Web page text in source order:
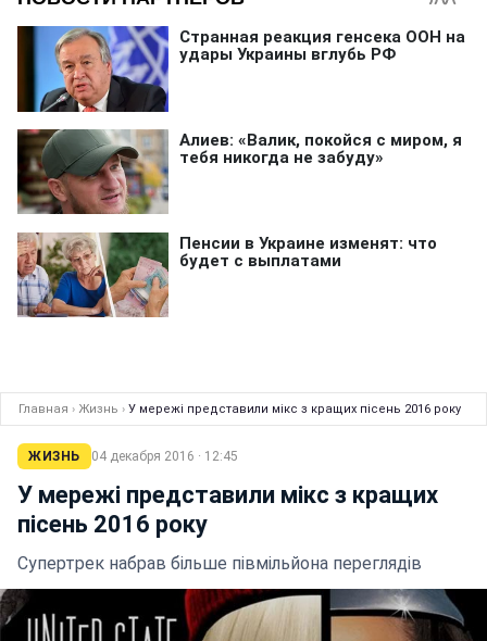
Главная › Жизнь › У мережі представили мікс з кращих пісень 2016 року
ЖИЗНЬ 04 декабря 2016 · 12:45
У мережі представили мікс з кращих
пісень 2016 року
Супертрек набрав більше півмільйона переглядів